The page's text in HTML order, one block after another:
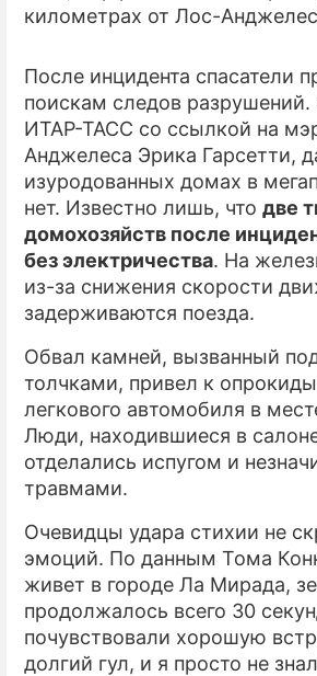
километрах от Лос-
После инцидента спасатели
поискам следов разрушений.
ИТАР-ТАСС со ссылкой на
Анджелеса Эрика Гарсетти,
изуродованных домах в
нет. Известно лишь, что две
домохозяйств после
без электричества. На
из-за снижения скорости
задерживаются поезда.
Обвал камней, вызванный
толчками, привел к
легкового автомобиля в
Люди, находившиеся в
отделались испугом и
травмами.
Очевидцы удара стихии не
эмоций. По данным Тома
живет в городе Ла Мирада,
продолжалось всего 30
почувствовали хорошую
долгий гул, и я просто не